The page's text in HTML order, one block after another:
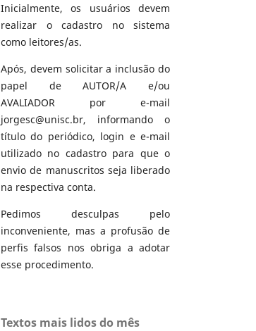
Inicialmente, os usuários devem
realizar o cadastro no sistema
como leitores/as.
Após, devem solicitar a inclusão do
papel de AUTOR/A e/ou
AVALIADOR por e-mail
jorgesc@unisc.br, informando o
título do periódico, login e e-mail
utilizado no cadastro para que o
envio de manuscritos seja liberado
na respectiva conta.
Pedimos desculpas pelo
inconveniente, mas a profusão de
perfis falsos nos obriga a adotar
esse procedimento.
Textos mais lidos do mês